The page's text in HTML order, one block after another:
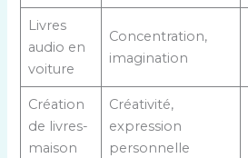
Livres
audio en
voiture
Concentration,
imagination
Création
de livres-
maison
Créativité,
expression
personnelle